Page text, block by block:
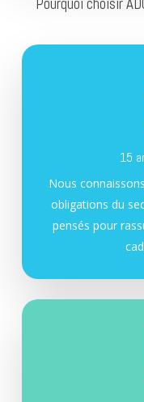
15
Nous
obligations du
pensés pour